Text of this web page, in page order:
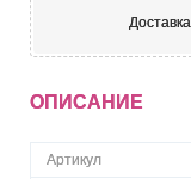
Доставка
ОПИСАНИЕ
Артикул